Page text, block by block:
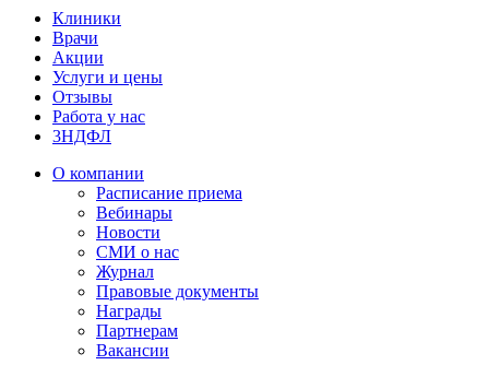
Клиники
Врачи
Акции
Услуги и цены
Отзывы
Работа у нас
3НДФЛ
О компании
Расписание приема
Вебинары
Новости
СМИ о нас
Журнал
Правовые документы
Награды
Партнерам
Вакансии